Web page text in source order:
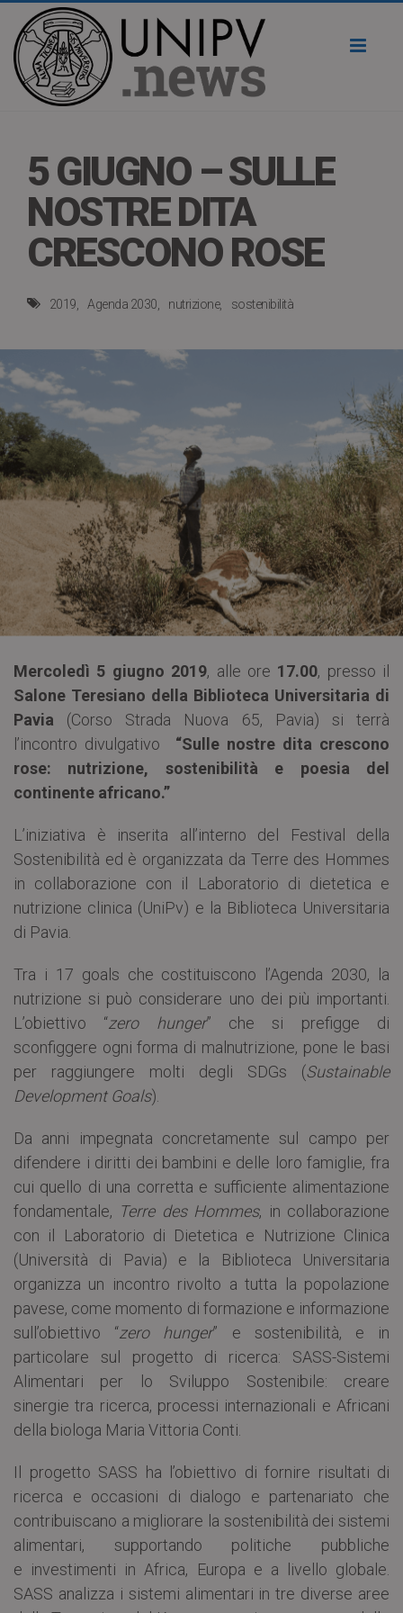
5 GIUGNO – SULLE
NOSTRE DITA
CRESCONO ROSE
2019 Agenda 2030 nutrizione sostenibilità
Mercoledì 5 giugno 2019, alle ore 17.00, presso il
Salone Teresiano della Biblioteca Universitaria di
Pavia (Corso Strada Nuova 65, Pavia) si terrà
l’incontro divulgativo “Sulle nostre dita crescono
rose: nutrizione, sostenibilità e poesia del
continente africano.”
L’iniziativa è inserita all’interno del Festival della
Sostenibilità ed è organizzata da Terre des Hommes
in collaborazione con il Laboratorio di dietetica e
nutrizione clinica (UniPv) e la Biblioteca Universitaria
di Pavia.
Tra i 17 goals che costituiscono l’Agenda 2030, la
nutrizione si può considerare uno dei più importanti.
L’obiettivo “zero hunger” che si prefigge di
sconfiggere ogni forma di malnutrizione, pone le basi
per raggiungere molti degli SDGs (Sustainable
Development Goals).
Da anni impegnata concretamente sul campo per
difendere i diritti dei bambini e delle loro famiglie, fra
cui quello di una corretta e sufficiente alimentazione
fondamentale, Terre des Hommes, in collaborazione
con il Laboratorio di Dietetica e Nutrizione Clinica
(Università di Pavia) e la Biblioteca Universitaria
organizza un incontro rivolto a tutta la popolazione
pavese, come momento di formazione e informazione
sull’obiettivo “zero hunger” e sostenibilità, e in
particolare sul progetto di ricerca: SASS-Sistemi
Alimentari per lo Sviluppo Sostenibile: creare
sinergie tra ricerca, processi internazionali e Africani
della biologa Maria Vittoria Conti.
Il progetto SASS ha l’obiettivo di fornire risultati di
ricerca e occasioni di dialogo e partenariato che
contribuiscano a migliorare la sostenibilità dei sistemi
alimentari, supportando politiche pubbliche
e investimenti in Africa, Europa e a livello globale.
SASS analizza i sistemi alimentari in tre diverse aree